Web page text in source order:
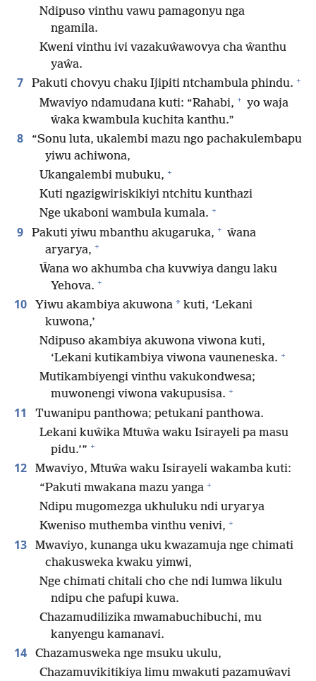
Ndipuso vinthu vawu pamagonyu nga
ngamila.
Kweni vinthu ivi vazakuŵawovya cha ŵanthu
yaŵa.
7 Pakuti chovyu chaku Ijipiti ntchambula phindu. +
Mwaviyo ndamudana kuti: “Rahabi, + yo waja
ŵaka kwambula kuchita kanthu.”
8
“Sonu luta, ukalembi mazu ngo pachakulembapu
yiwu achiwona,
Ukangalembi mubuku, +
Kuti ngazigwiriskikiyi ntchitu kunthazi
Nge ukaboni wambula kumala. +
9 Pakuti yiwu mbanthu akugaruka, + ŵana
aryarya, +
Ŵana wo akhumba cha kuvwiya dangu laku
Yehova. +
10 Yiwu akambiya akuwona * kuti, ‘Lekani
kuwona,’
Ndipuso akambiya akuwona viwona kuti,
‘Lekani kutikambiya viwona vauneneska. +
Mutikambiyengi vinthu vakukondwesa;
muwonengi viwona vakupusisa. +
11
Tuwanipu panthowa; petukani panthowa.
Lekani kuŵika Mtuŵa waku Isirayeli pa masu
pidu.’” +
12
Mwaviyo, Mtuŵa waku Isirayeli wakamba kuti:
“Pakuti mwakana mazu yanga +
Ndipu mugomezga ukhuluku ndi uryarya
Kweniso muthemba vinthu venivi, +
13
Mwaviyo, kunanga uku kwazamuja nge chimati
chakusweka kwaku yimwi,
Nge chimati chitali cho che ndi lumwa likulu
ndipu che pafupi kuwa.
Chazamudilizika mwamabuchibuchi, mu
kanyengu kamanavi.
14
Chazamusweka nge msuku ukulu,
Chazamuvikitikiya limu mwakuti pazamuŵavi